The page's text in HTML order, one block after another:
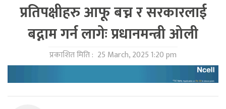
प्रतिपक्षीहरु आफू बच्न र सरकारलाई
बद्नाम गर्न लागेः प्रधानमन्त्री ओली
प्रकाशित मिति : 25 March, 2025 1:20 pm